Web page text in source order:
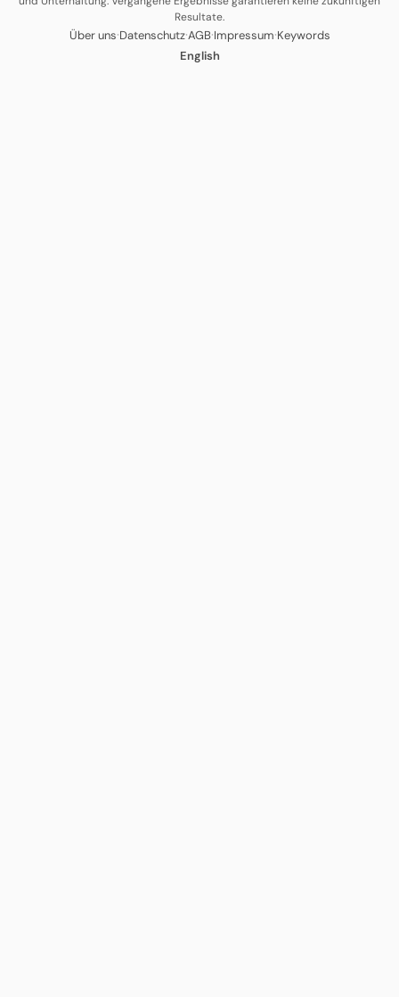
Resultate.
Über uns·Datenschutz·AGB·Impressum·Keywords
English